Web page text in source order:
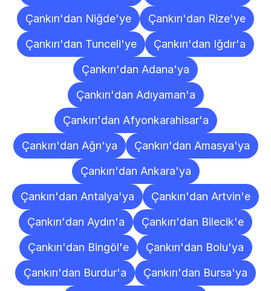
Çankırı'dan Niğde'ye
Çankırı'dan Rize'ye
Çankırı'dan Tunceli'ye
Çankırı'dan Iğdır'a
Çankırı'dan Adana'ya
Çankırı'dan Adıyaman'a
Çankırı'dan Afyonkarahisar'a
Çankırı'dan Ağrı'ya
Çankırı'dan Amasya'ya
Çankırı'dan Ankara'ya
Çankırı'dan Antalya'ya
Çankırı'dan Artvin'e
Çankırı'dan Aydın'a
Çankırı'dan Bilecik'e
Çankırı'dan Bingöl'e
Çankırı'dan Bolu'ya
Çankırı'dan Burdur'a
Çankırı'dan Bursa'ya